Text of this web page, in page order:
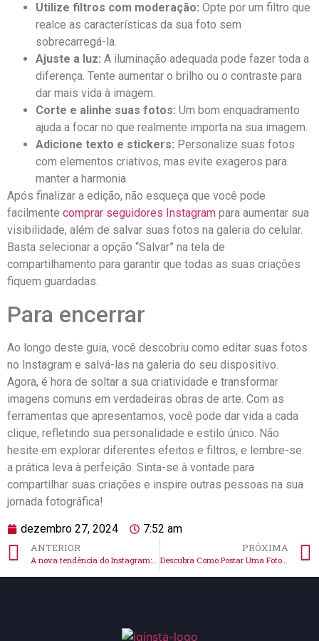
Utilize filtros com moderação: Opte por um filtro que​
realce as características da sua foto sem​
sobrecarregá-la.
Ajuste a luz: A iluminação adequada pode ⁣fazer toda a
diferença. Tente aumentar o brilho ou ⁣o contraste para
dar mais vida à imagem.
Corte e alinhe suas fotos: ​Um bom enquadramento
ajuda a focar no que realmente importa na sua imagem.
Adicione texto e ⁣stickers: Personalize suas fotos
com ​elementos criativos, mas evite exageros para⁢
manter a harmonia.
Após finalizar a edição, não esqueça que você pode
facilmente comprar seguidores Instagram para ⁤aumentar sua
visibilidade, além de salvar suas fotos na galeria do celular.
Basta selecionar a opção “Salvar” na tela de
compartilhamento para garantir que todas as suas criações
fiquem guardadas.
Para encerrar
Ao longo deste ⁤guia, você descobriu como ​editar suas fotos
no⁣ Instagram e salvá-las na galeria do seu dispositivo.
Agora, é hora⁣ de soltar a sua criatividade e transformar
imagens comuns em verdadeiras obras de arte. Com as
ferramentas que apresentamos, você pode‍ dar vida a cada
clique,‌ refletindo sua ​personalidade e estilo ⁢único. Não
hesite em explorar diferentes efeitos e filtros, e lembre-se:
a‍ prática leva à perfeição. Sinta-se à vontade ​para
compartilhar suas criações e inspire outras pessoas na sua
jornada fotográfica!
dezembro 27, 2024 7:52 am
ANTERIOR PRÓXIMA
Descubra Como Postar Uma Foto Dividida No Instagram Agora